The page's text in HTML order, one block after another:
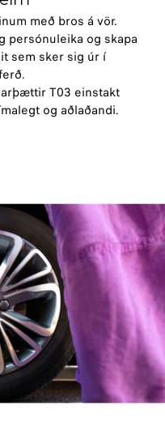
með bros á vör.
persónuleika og skapa
sem sker sig úr í
T03 einstakt
og aðlaðandi.